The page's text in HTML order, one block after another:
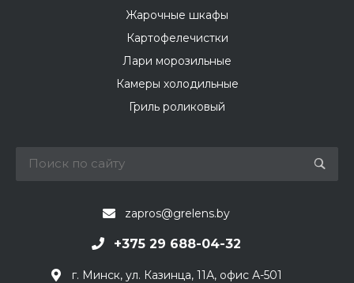
Жарочные шкафы
Картофелечистки
Лари морозильные
Камеры холодильные
Гриль роликовый
zapros@grelens.by
+375 29 688-04-32
г. Минск, ул. Казинца, 11А, офис А-501